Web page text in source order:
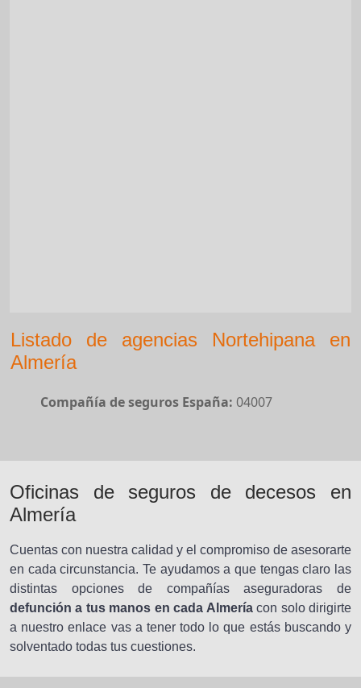
Listado de agencias Nortehipana en
Almería
Compañía de seguros España: 04007
Oficinas de seguros de decesos en
Almería
Cuentas con nuestra calidad y el compromiso de asesorarte
en cada circunstancia. Te ayudamos a que tengas claro las
distintas opciones de compañías aseguradoras de
defunción a tus manos en cada Almeríacon solo dirigirte
a nuestro enlace vas a tener todo lo que estás buscando y
solventado todas tus cuestiones.